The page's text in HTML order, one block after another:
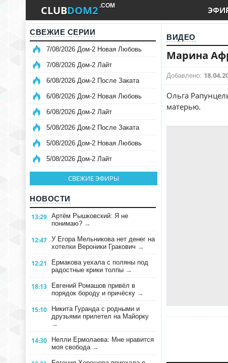
CLUBDOM2 .COM
СВЕЖИЕ СЕРИИ
7/08/2026 Дом-2 Новая Любовь
7/08/2026 Дом-2 Лайт
6/08/2026 Дом-2 После Заката
6/08/2026 Дом-2 Новая Любовь
6/08/2026 Дом-2 Лайт
5/08/2026 Дом-2 После Заката
5/08/2026 Дом-2 Новая Любовь
5/08/2026 Дом-2 Лайт
СВЕЖИЕ ЭФИРЫ
НОВОСТИ
13:29 Артём Рышковский: Я не
понимаю? →
12:47 У Егора Мельникова нет денег на
хотелки Вероники Гракович →
12:21
Ермакова уехала с поляны под
радостные крики толпы →
18:13
Евгений Ромашов привёл в
порядок бороду и причёску →
15:10
Никита Гуранда с родными и
друзьями прилетел на Майорку
→
14:30
Нелли Ермолаева: Мне нравится
моя свобода →
ВИДЕО
Марина
Добавлено:
Ольга
матерью.